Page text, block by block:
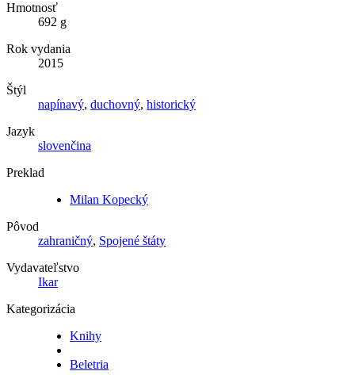
Hmotnosť
692 g
Rok vydania
2015
Štýl
napínavý, duchovný, historický
Jazyk
slovenčina
Preklad
Milan Kopecký
Pôvod
zahraničný, Spojené štáty
Vydavateľstvo
Ikar
Kategorizácia
Knihy
Beletria